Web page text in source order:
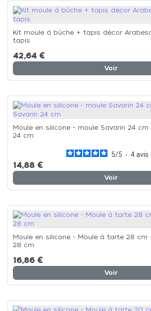
Kit moule à bûche + tapis décor
tapis
42,64 €
Voir
Moule en silicone - moule Savarin 24 cm
24 cm
5/5 - 4avis
14,88 €
Voir
Moule en silicone - Moule à tarte 28
28 cm
16,86 €
Voir